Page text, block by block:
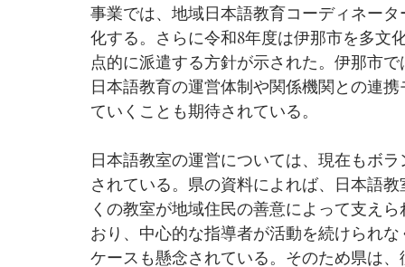
事業では、地域日本語教育コーディネー
化する。さらに令和8年度は伊那市を多文
点的に派遣する方針が示された。伊那市
日本語教育の運営体制や関係機関との連
ていくことも期待されている。
日本語教室の運営については、現在もボ
されている。県の資料によれば、日本語
くの教室が地域住民の善意によって支え
おり、中心的な指導者が活動を続けられ
ケースも懸念されている。そのため県は